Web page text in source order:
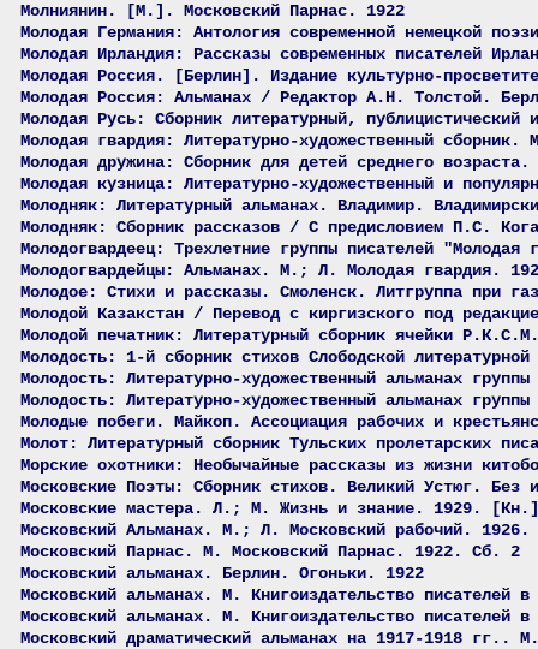
Молниянин. [М.]. Московский Парнас. 1922
Молодая Германия: Антология современной немецкой
Молодая Ирландия: Рассказы современных писателей
Молодая Россия. [Берлин]. Издание культурно-
Молодая Россия: Альманах / Редактор А.Н. Толстой.
Молодая Русь: Сборник литературный,
Молодая гвардия: Литературно-художественный
Молодая дружина: Сборник для детей среднего
Молодая кузница: Литературно-художественный и
Молодняк: Литературный альманах. Владимир.
Молодняк: Сборник рассказов / С предисловием П.С.
Молодогвардеец: Трехлетние группы писателей
Молодогвардейцы: Альманах. М.; Л. Молодая гвардия.
Молодое: Стихи и рассказы. Смоленск. Литгруппа при
Молодой Казакстан / Перевод с киргизского под
Молодой печатник: Литературный сборник ячейки
Молодость: 1-й сборник стихов Слободской
Молодость: Литературно-художественный альманах
Молодость: Литературно-художественный альманах
Молодые побеги. Майкоп. Ассоциация рабочих и
Молот: Литературный сборник Тульских пролетарских
Морские охотники: Необычайные рассказы из жизни
Московские Поэты: Сборник стихов. Великий Устюг. Без
Московские мастера. Л.; М. Жизнь и знание. 1929.
Московский Альманах. М.; Л. Московский рабочий.
Московский Парнас. М. Московский Парнас. 1922. Сб. 2
Московский альманах. Берлин. Огоньки. 1922
Московский альманах. М. Книгоиздательство
Московский альманах. М. Книгоиздательство
Московский драматический альманах на 1917-1918 гг..